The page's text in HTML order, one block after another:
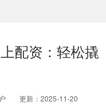
配资：轻松撬
更新：2025-11-20